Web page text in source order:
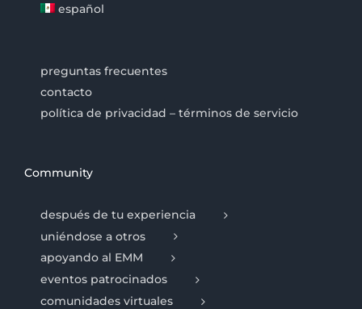
español
preguntas frecuentes
contacto
política de privacidad – términos de servicio
Community
después de tu experiencia
uniéndose a otros
apoyando al EMM
eventos patrocinados
comunidades virtuales